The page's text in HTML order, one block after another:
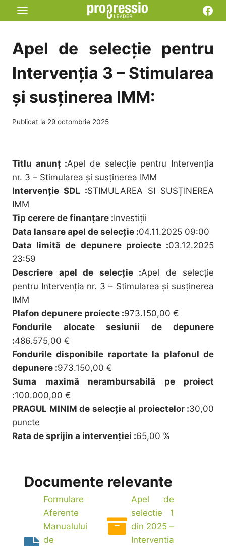
to
Apel de selecție pentru
Intervenția 3 – Stimularea
și susținerea IMM:
Publicat la 29 octombrie 2025
Titlu anunț :Apel de selecție pentru Intervenția
nr. 3 – Stimularea și susținerea IMM
Intervenție SDL :STIMULAREA SI SUSȚINEREA
IMM
Tip cerere de finanțare :Investiții
Data lansare apel de selecție :04.11.2025 09:00
Data limită de depunere proiecte :03.12.2025
23:59
Descriere apel de selecție :Apel de selecție
pentru Intervenția nr. 3 – Stimularea și susținerea
IMM
Plafon depunere proiecte :973.150,00 €
Fondurile alocate sesiunii de depunere
:486.575,00 €
Fondurile disponibile raportate la plafonul de
depunere :973.150,00 €
Suma maximă nerambursabilă pe proiect
:100.000,00 €
PRAGUL MINIM de selecție al proiectelor :30,00
puncte
Rata de sprijin a intervenției :65,00 %
Documente relevante
Formulare
Aferente
Manualului
de
Apel de
selectie 1
din 2025 –
Interventia